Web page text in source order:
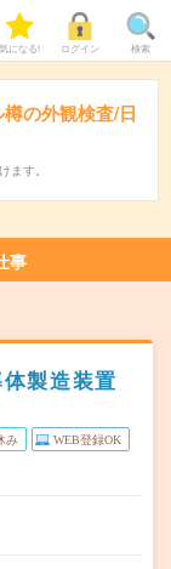
気になる! ログイン 検索
の外観検査/日
ます。
事
製造装置
み WEB登録OK